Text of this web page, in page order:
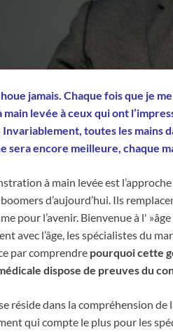
jamais. Chaque fois que je
main levée à ceux qui ont
toutes les mains
sera encore meilleure, chaque
à main levée est
d’aujourd’hui. Ils
pour l’avenir. Bienvenue à l'
avec l’âge, les spécialistes du
par comprendre pourquoi cette
dispose de preuves du
réside dans la compréhension
qui compte le plus pour les